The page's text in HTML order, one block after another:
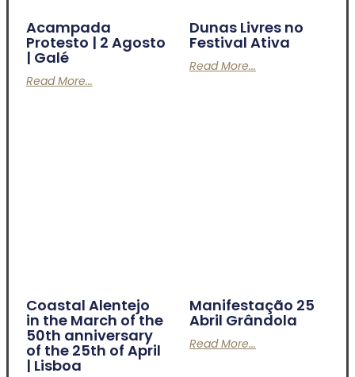
Acampada
Protesto | 2 Agosto
| Galé
Read More...
Dunas Livres no
Festival Ativa
Read More...
Coastal Alentejo
in the March of the
50th anniversary
of the 25th of April
| Lisboa
Manifestação 25
Abril Grândola
Read More...